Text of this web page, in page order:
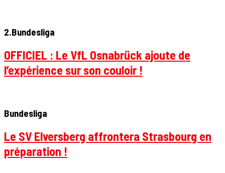
2.Bundesliga
OFFICIEL : Le VfL Osnabrück ajoute de
l’expérience sur son couloir !
Bundesliga
Le SV Elversberg affrontera Strasbourg en
préparation !